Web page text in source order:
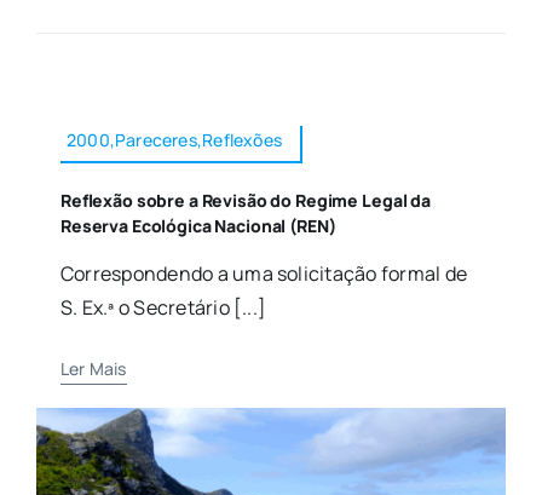
2000,Pareceres,Reflexões
Reflexão sobre a Revisão do Regime Legal da
Reserva Ecológica Nacional (REN)
Correspondendo a uma solicitação formal de
S. Ex.ª o Secretário [...]
Ler Mais